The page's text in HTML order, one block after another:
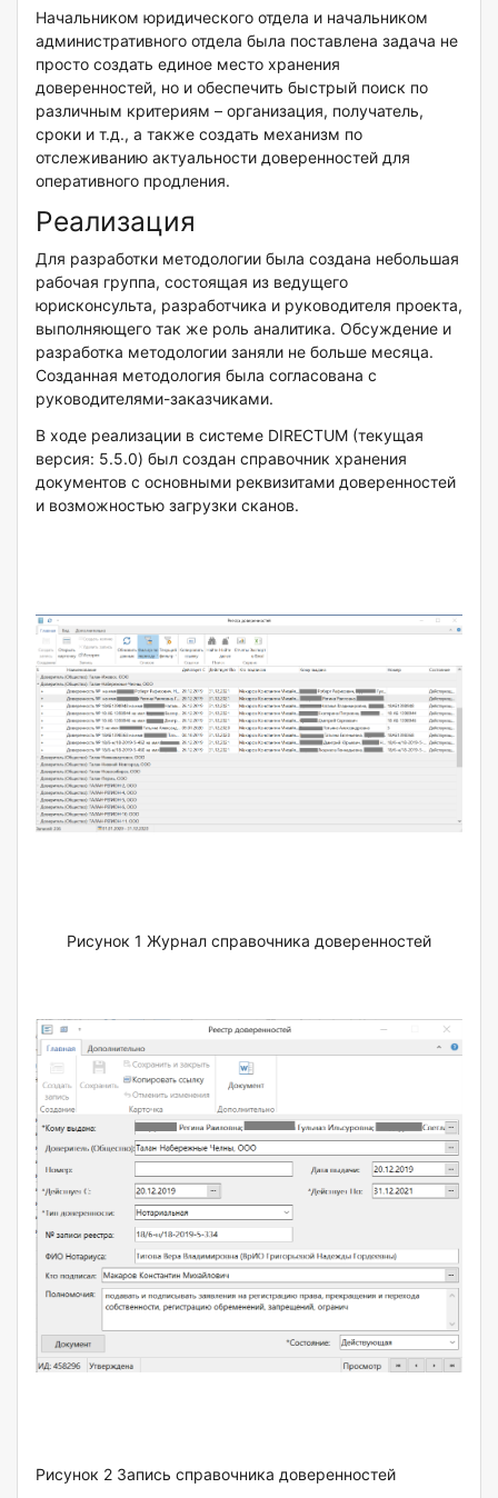
Начальником юридического отдела и начальником
административного отдела была поставлена задача не
просто создать единое место хранения
доверенностей, но и обеспечить быстрый поиск по
различным критериям – организация, получатель,
сроки и т.д., а также создать механизм по
отслеживанию актуальности доверенностей для
оперативного продления.
Реализация
Для разработки методологии была создана небольшая
рабочая группа, состоящая из ведущего
юрисконсульта, разработчика и руководителя проекта,
выполняющего так же роль аналитика. Обсуждение и
разработка методологии заняли не больше месяца.
Созданная методология была согласована с
руководителями-заказчиками.
В ходе реализации в системе DIRECTUM (текущая
версия: 5.5.0) был создан справочник хранения
документов с основными реквизитами доверенностей
и возможностью загрузки сканов.
Рисунок 1 Журнал справочника доверенностей
Рисунок 2 Запись справочника доверенностей